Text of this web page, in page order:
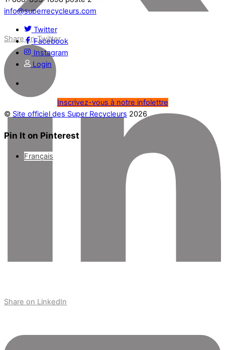
Share on Twitter
Share on LinkedIn
info@superrecycleurs.com
Twitter
Facebook
Instagram
Login
Inscrivez-vous à notre infolettre
© Site officiel des Super Recycleurs 2026
Pin It on Pinterest
Français